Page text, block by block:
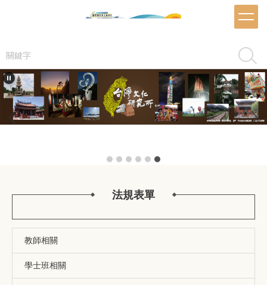
內
容
區
搜尋
法規表單
教師相關
學士班相關